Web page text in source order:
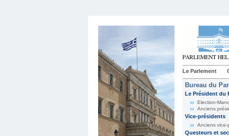
Le Parlement
Bureau du
Le Président du
Election-
Anciens
Vice-présidents
Anciens vice-
Questeurs et